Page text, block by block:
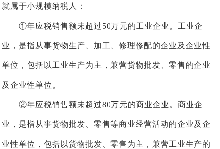
就属于小规模纳税人：
①年应税销售额未超过50万元的工业企业。工业企
业，是指从事货物生产、加工、修理修配的企业及企业性
单位，包括以工业生产为主，兼营货物批发、零售的企业
及企业性单位。
②年应税销售额未超过80万元的商业企业。商业企
业，是指从事货物批发、零售等商业经营活动的企业及企
业性单位，包括以货物批发、零售为主，兼营工业生产的